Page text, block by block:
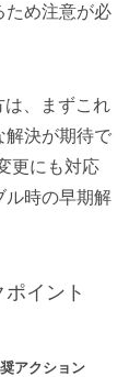
ため注意が必
は、まずこれ
解決が期待で
更にも対応
ル時の早期解
イント
アクション